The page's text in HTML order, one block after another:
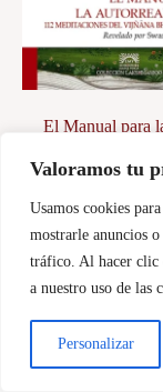
Valoramos tu
Usamos cookies
mostrarle anuncios
tráfico. Al hacer clic
a nuestro uso de las
Personalizar
El Manual para
112
Tantra
Añadir al